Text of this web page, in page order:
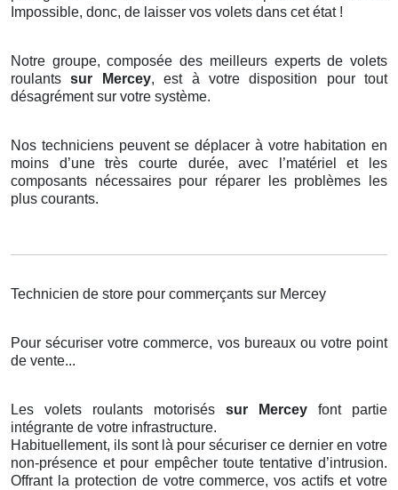
Impossible, donc, de laisser vos volets dans cet état !
Notre groupe, composée des meilleurs experts de volets
roulantssur Mercey, est à votre disposition pour tout
désagrément sur votre système.
Nos techniciens peuvent se déplacer à votre habitation en
moins d’une très courte durée, avec l’matériel et les
composants nécessaires pour réparer les problèmes les
plus courants.
Technicien de store pour commerçants sur Mercey
Pour sécuriser votre commerce, vos bureaux ou votre point
de vente...
Les volets roulants motorisés sur Mercey font partie
intégrante de votre infrastructure.
Habituellement, ils sont là pour sécuriser ce dernier en votre
non-présence et pour empêcher toute tentative d’intrusion.
Offrant la protection de votre commerce, vos actifs et votre